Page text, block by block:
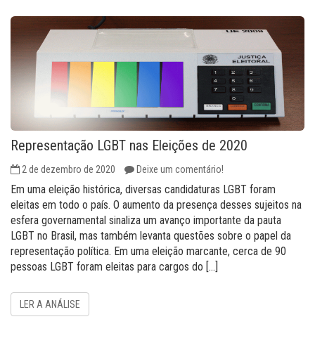
Representação LGBT nas Eleições de 2020
2 de dezembro de 2020 Deixe um comentário!
Em uma eleição histórica, diversas candidaturas LGBT foram
eleitas em todo o país. O aumento da presença desses sujeitos na
esfera governamental sinaliza um avanço importante da pauta
LGBT no Brasil, mas também levanta questões sobre o papel da
representação política. Em uma eleição marcante, cerca de 90
pessoas LGBT foram eleitas para cargos do […]
LER A ANÁLISE